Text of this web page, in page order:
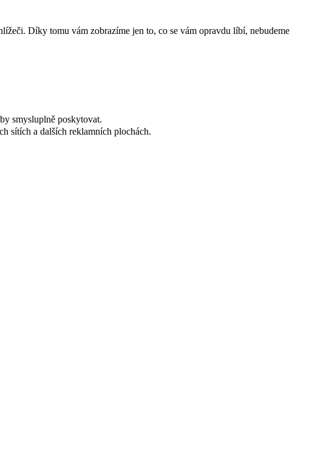
Díky tomu vám zobrazíme jen to, co se vám opravdu líbí, nebudeme
smysluplně poskytovat.
sítích a dalších reklamních plochách.